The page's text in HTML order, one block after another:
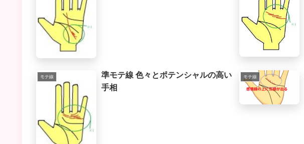
モテ線
準モテ線 色々とポテンシャルの高い
手相
モテ線